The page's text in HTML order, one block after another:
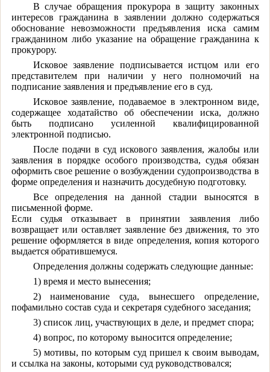
В случае обращения прокурора в защиту законных
интересов гражданина в заявлении должно содержаться
обоснование невозможности предъявления иска самим
гражданином либо указание на обращение гражданина к
прокурору.
Исковое заявление подписывается истцом или его
представителем при наличии у него полномочий на
подписание заявления и предъявление его в суд.
Исковое заявление, подаваемое в электронном виде,
содержащее ходатайство об обеспечении иска, должно
быть подписано усиленной квалифицированной
электронной подписью.
После подачи в суд искового заявления, жалобы или
заявления в порядке особого производства, судья обязан
оформить свое решение о возбуждении судопроизводства в
форме определения и назначить досудебную подготовку.
Все определения на данной стадии выносятся в
письменной форме.
Если судья отказывает в принятии заявления либо
возвращает или оставляет заявление без движения, то это
решение оформляется в виде определения, копия которого
выдается обратившемуся.
Определения должны содержать следующие данные:
1) время и место вынесения;
2) наименование суда, вынесшего определение,
пофамильно состав суда и секретаря судебного заседания;
3) список лиц, участвующих в деле, и предмет спора;
4) вопрос, по которому выносится определение;
5) мотивы, по которым суд пришел к своим выводам,
и ссылка на законы, которыми суд руководствовался;